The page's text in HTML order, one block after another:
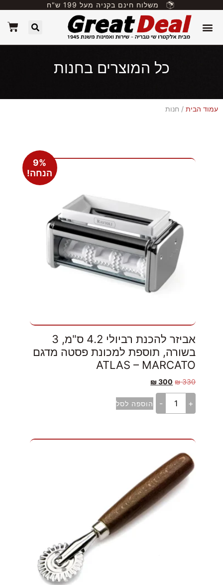
משלוח חינם בקניה מעל 199 ש"ח
כל המוצרים בחנות
עמוד הבית / חנות
9%
הנחה!
אביזר להכנת רביולי 4.2 ס"מ, 3
בשורה, תוספת למכונת פסטה מדגם
ATLAS – MARCATO
330
₪
300
₪
+
- הוספה לסל